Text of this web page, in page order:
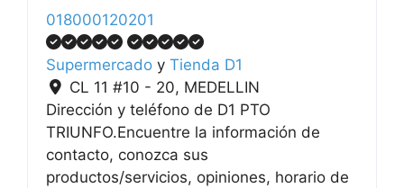
018000120201
Supermercado y Tienda D1
CL 11 #10 - 20, MEDELLIN
Dirección y teléfono de D1 PTO
TRIUNFO.Encuentre la información de
contacto, conozca sus
productos/servicios, opiniones, horario de